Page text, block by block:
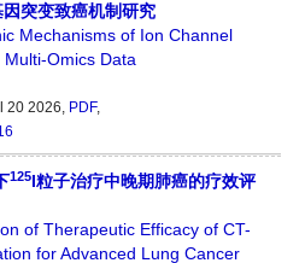
突变致癌机制研究
Mechanisms of Ion Channel
Omics Data
20 2026, PDF,
125I粒子治疗中晚期肺癌的疗效评
of Therapeutic Efficacy of CT-
for Advanced Lung Cancer